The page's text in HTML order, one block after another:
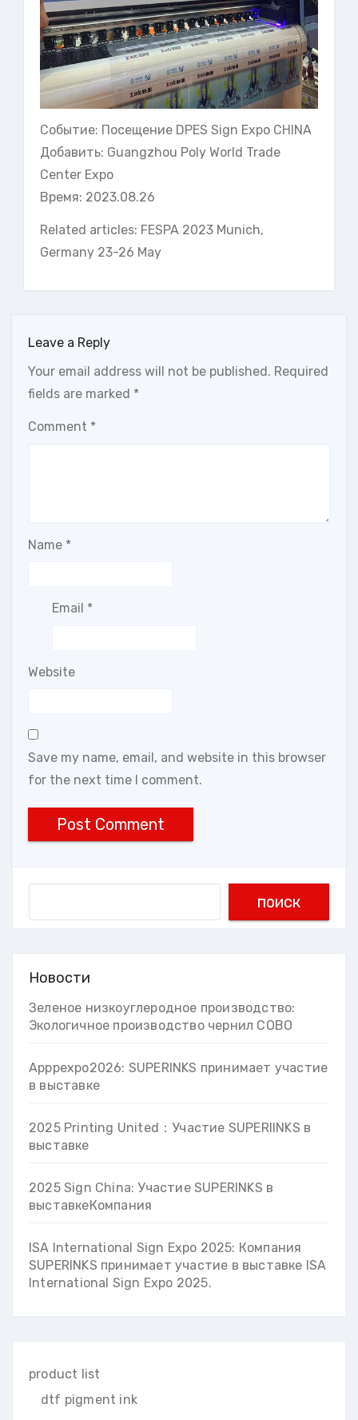
Событие: Посещение DPES Sign Expo CHINA
Добавить: Guangzhou Poly World Trade
Center Expo
Время: 2023.08.26
Related articles: FESPA 2023 Munich,
Germany 23-26 May
Leave a Reply
Your email address will not be published. Required
fields are marked *
Comment *
Name *
Email *
Website
Save my name, email, and website in this browser
for the next time I comment.
поиск
Новости
Зеленое низкоуглеродное производство:
Экологичное производство чернил COBO
Apppexpo2026: SUPERINKS принимает участие
в выставке
2025 Printing United：Участие SUPERIINKS в
выставке
2025 Sign China: Участие SUPERINKS в
выставкеКомпания
ISA International Sign Expo 2025: Компания
SUPERINKS принимает участие в выставке ISA
International Sign Expo 2025.
product list
dtf pigment ink